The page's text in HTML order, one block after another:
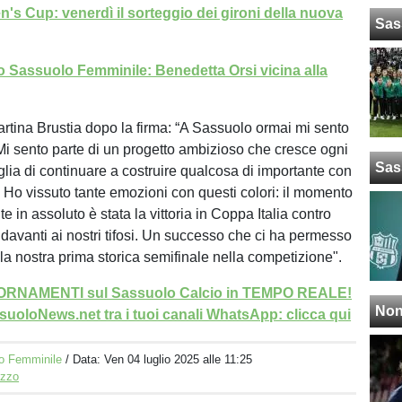
Cup: venerdì il sorteggio dei gironi della nuova
Sassuolo Femminile: Benedetta Orsi vicina alla
Brustia dopo la firma: “A Sassuolo ormai mi sento
sento parte di un progetto ambizioso che cresce ogni
di continuare a costruire qualcosa di importante con
vissuto tante emozioni con questi colori: il momento
in assoluto è stata la vittoria in Coppa Italia contro
davanti ai nostri tifosi. Un successo che ci ha permesso
nostra prima storica semifinale nella competizione".
sul Sassuolo Calcio in TEMPO REALE!
tra i tuoi canali WhatsApp: clicca qui
Femminile / Data:Ven 04 luglio 2025 alle 11:25